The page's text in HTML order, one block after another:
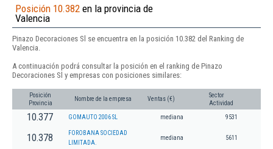
Posición 10.382 en la provincia de
Valencia
Pinazo Decoraciones Sl se encuentra en la posición 10.382 del Ranking de
Valencia.
A continuación podrá consultar la posición en el ranking de Pinazo
Decoraciones Sl y empresas con posiciones similares:
Posición
Provincia
Nombre de la empresa Ventas (€)
Sector
Actividad
10.377 GOMAUTO 2006 SL mediana 9531
10.378
FOROBANA SOCIEDAD
LIMITADA.
mediana 5611